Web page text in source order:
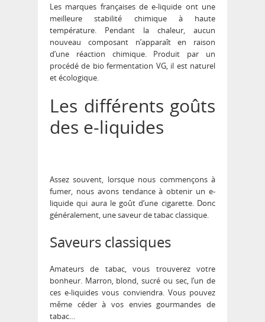
Les marques françaises de e-liquide ont une
meilleure stabilité chimique à haute
température. Pendant la chaleur, aucun
nouveau composant n’apparaît en raison
d’une réaction chimique. Produit par un
procédé de bio fermentation VG, il est naturel
et écologique.
Les différents goûts
des e-liquides
Assez souvent, lorsque nous commençons à
fumer, nous avons tendance à obtenir un e-
liquide qui aura le goût d’une cigarette. Donc
généralement, une saveur de tabac classique.
Saveurs classiques
Amateurs de tabac, vous trouverez votre
bonheur. Marron, blond, sucré ou sec, l’un de
ces e-liquides vous conviendra. Vous pouvez
même céder à vos envies gourmandes de
tabac…